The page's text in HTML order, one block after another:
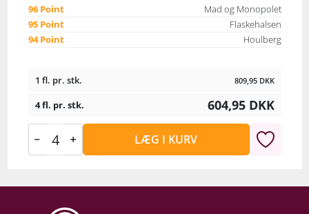
96 Point
Mad og Monopolet
95 Point
Flaskehalsen
94 Point
Houlberg
1 fl. pr. stk. 809,95 DKK
4 fl. pr. stk. 604,95 DKK
LÆG I KURV